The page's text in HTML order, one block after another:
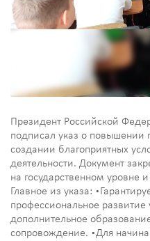
Президент Российской
подписал указ о повышении
создании благоприятных
деятельности. Документ
на государственном уровне
Главное из указа:
профессиональное развитие
дополнительное
сопровождение. ▪️Для